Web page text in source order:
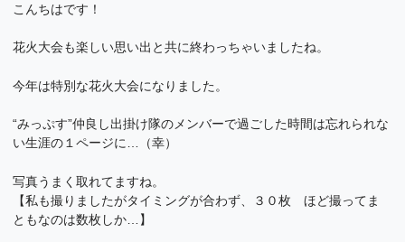
こんちはです！
花火大会も楽しい思い出と共に終わっちゃいましたね。
今年は特別な花火大会になりました。
“みっぷす”仲良し出掛け隊のメンバーで過ごした時間は忘れられな
い生涯の１ページに…（幸）
写真うまく取れてますね。
【私も撮りましたがタイミングが合わず、３０枚 ほど撮ってま
ともなのは数枚しか…】